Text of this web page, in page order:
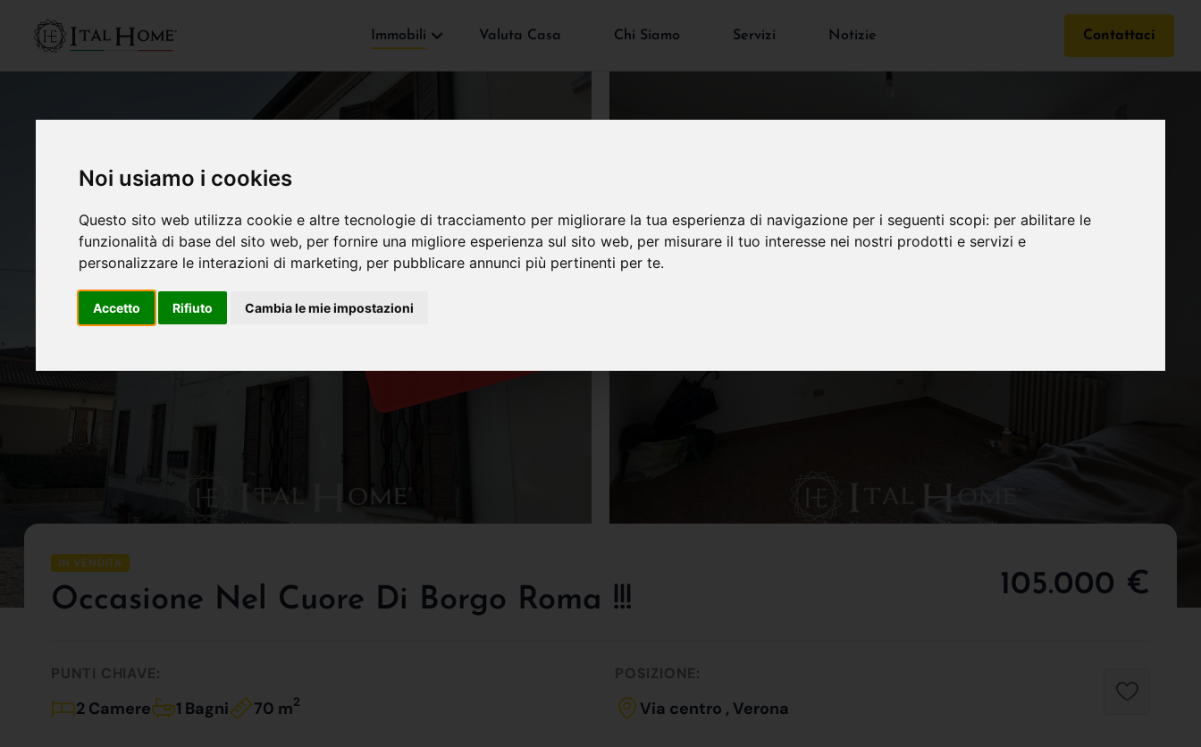
Noi usiamo i cookies
Questo sito web utilizza cookie e altre tecnologie di tracciamento per migliorare la tua esperienza di navigazione per i seguenti scopi: per abilitare le
funzionalità di base del sito web, per fornire una migliore esperienza sul sito web, per misurare il tuo interesse nei nostri prodotti e servizi e
personalizzare le interazioni di marketing, per pubblicare annunci più pertinenti per te.
Accetto Rifiuto Cambia le mie impostazioni
Immobili Valuta Casa Chi Siamo Servizi Notizie Contattaci
VENDUTO
IN VENDITA
Occasione Nel Cuore Di Borgo Roma !!! 105.000 €
PUNTI CHIAVE:
2 Camere 1 Bagni 70 m2
POSIZIONE:
Via centro , Verona